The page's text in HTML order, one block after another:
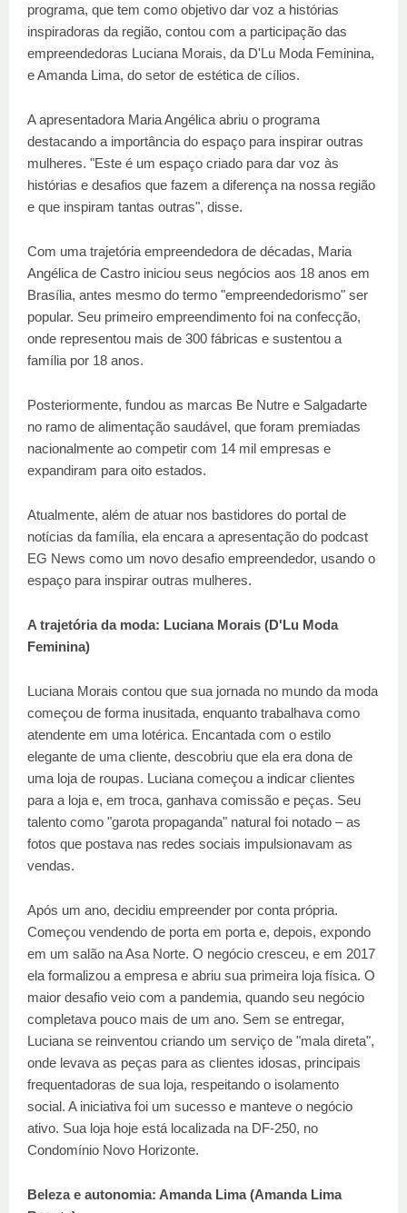
programa, que tem como objetivo dar voz a histórias
inspiradoras da região, contou com a participação das
empreendedoras Luciana Morais, da D'Lu Moda Feminina,
e Amanda Lima, do setor de estética de cílios.
A apresentadora Maria Angélica abriu o programa
destacando a importância do espaço para inspirar outras
mulheres. "Este é um espaço criado para dar voz às
histórias e desafios que fazem a diferença na nossa região
e que inspiram tantas outras", disse.
Com uma trajetória empreendedora de décadas, Maria
Angélica de Castro iniciou seus negócios aos 18 anos em
Brasília, antes mesmo do termo "empreendedorismo" ser
popular. Seu primeiro empreendimento foi na confecção,
onde representou mais de 300 fábricas e sustentou a
família por 18 anos.
Posteriormente, fundou as marcas Be Nutre e Salgadarte
no ramo de alimentação saudável, que foram premiadas
nacionalmente ao competir com 14 mil empresas e
expandiram para oito estados.
Atualmente, além de atuar nos bastidores do portal de
notícias da família, ela encara a apresentação do podcast
EG News como um novo desafio empreendedor, usando o
espaço para inspirar outras mulheres.
A trajetória da moda: Luciana Morais (D'Lu Moda
Feminina)
Luciana Morais contou que sua jornada no mundo da moda
começou de forma inusitada, enquanto trabalhava como
atendente em uma lotérica. Encantada com o estilo
elegante de uma cliente, descobriu que ela era dona de
uma loja de roupas. Luciana começou a indicar clientes
para a loja e, em troca, ganhava comissão e peças. Seu
talento como "garota propaganda" natural foi notado – as
fotos que postava nas redes sociais impulsionavam as
vendas.
Após um ano, decidiu empreender por conta própria.
Começou vendendo de porta em porta e, depois, expondo
em um salão na Asa Norte. O negócio cresceu, e em 2017
ela formalizou a empresa e abriu sua primeira loja física. O
maior desafio veio com a pandemia, quando seu negócio
completava pouco mais de um ano. Sem se entregar,
Luciana se reinventou criando um serviço de "mala direta",
onde levava as peças para as clientes idosas, principais
frequentadoras de sua loja, respeitando o isolamento
social. A iniciativa foi um sucesso e manteve o negócio
ativo. Sua loja hoje está localizada na DF-250, no
Condomínio Novo Horizonte.
Beleza e autonomia: Amanda Lima (Amanda Lima